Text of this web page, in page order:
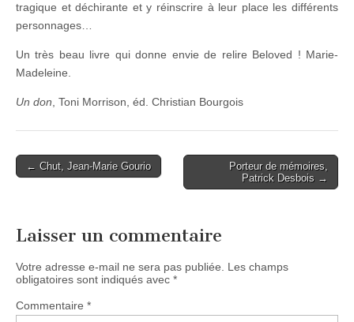
tragique et déchirante et y réinscrire à leur place les différents
personnages…
Un très beau livre qui donne envie de relire Beloved ! Marie-
Madeleine.
Un don , Toni Morrison, éd. Christian Bourgois
Post
← Chut, Jean-Marie Gourio
Porteur de mémoires,
Patrick Desbois →
Laisser un commentaire
Votre adresse e-mail ne sera pas publiée.
Les champs
obligatoires sont indiqués avec *
Commentaire *